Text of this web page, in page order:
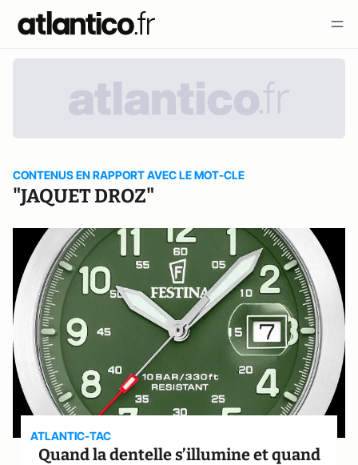
CONTENUS EN RAPPORT AVEC LE MOT-CLE
"JAQUET DROZ"
ATLANTIC-TAC
Quand la dentelle s’illumine et quand